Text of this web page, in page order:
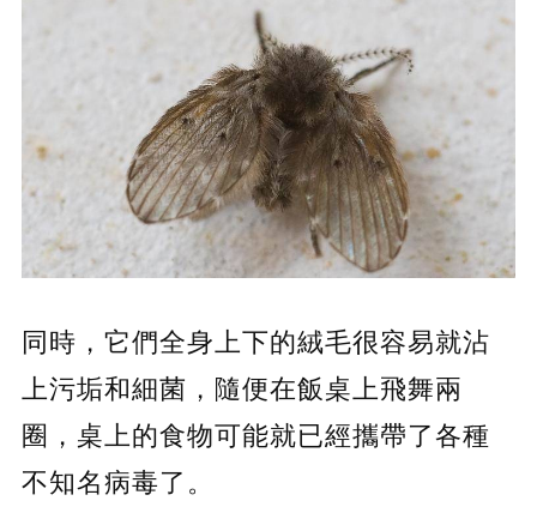
同時，它們全身上下的絨毛很容易就沾
上污垢和細菌，隨便在飯桌上飛舞兩
圈，桌上的食物可能就已經攜帶了各種
不知名病毒了。